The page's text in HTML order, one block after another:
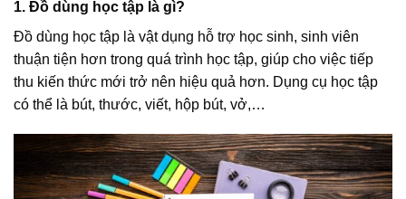
1. Đồ dùng học tập là gì?
Đồ dùng học tập là vật dụng hỗ trợ học sinh, sinh viên
thuận tiện hơn trong quá trình học tập, giúp cho việc tiếp
thu kiến thức mới trở nên hiệu quả hơn. Dụng cụ học tập
có thể là bút, thước, viết, hộp bút, vở,…